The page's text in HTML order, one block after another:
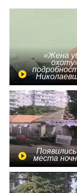
«Жена
места